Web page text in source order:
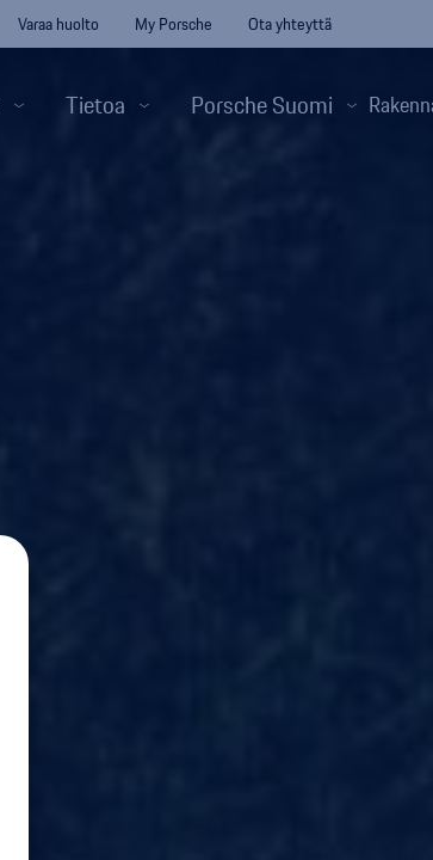
Varaa huolto My Porsche Ota yhteyttä
Tietoa Porsche Suomi